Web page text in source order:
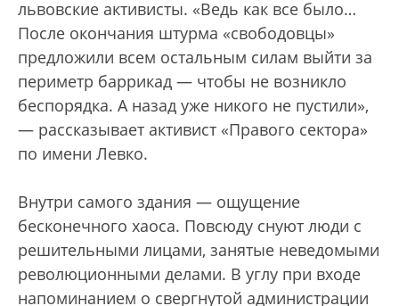
львовские активисты. «Ведь как все было…
После окончания штурма «свободовцы»
предложили всем остальным силам выйти за
периметр баррикад — чтобы не возникло
беспорядка. А назад уже никого не пустили»,
— рассказывает активист «Правого сектора»
по имени Левко.
Внутри самого здания — ощущение
бесконечного хаоса. Повсюду снуют люди с
решительными лицами, занятые неведомыми
революционными делами. В углу при входе
напоминанием о свергнутой администрации